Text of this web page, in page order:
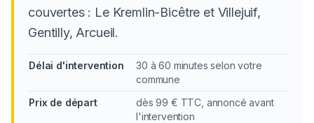
couvertes : Le Kremlin-Bicêtre et Villejuif,
Gentilly, Arcueil.
Délai d'intervention
30 à 60 minutes selon votre
commune
Prix de départ
dès 99 € TTC, annoncé avant
l'intervention